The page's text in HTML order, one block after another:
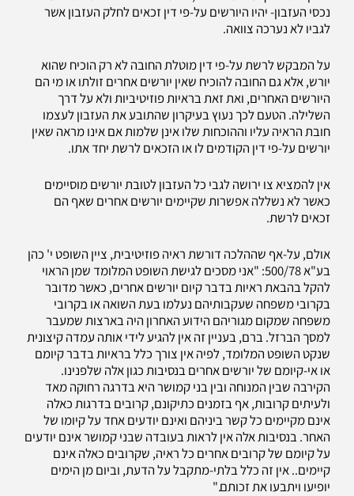
נכסי העזבון- יהיו היורשים על-פי דין זכאים לחלק העזבון אשר
לגביו לא נערכה צוואה.
על המבקש לרשת על-פי דין מוטלת החובה לא רק הוכיח שהוא
יורש, אלא גם החובה להוכיח שאין יורשים אחרים זולתו או מי הם
היורשים האחרים, ואת זאת בראיות פוזיטיביות ולא על דרך
השלילה. הטעם לכך נעוץ בעיקרון שהתובע את העזבון לעצמו
חובת הראיה עליו וההוכחות שלו אינן שלמות אם אינו מראה שאין
יורשים על-פי דין הקודמים לו או הזכאים לרשת יחד אתו.
אין להמציא צו ירושה לגבי כל העזבון לטובת יורשים מוסיימים
כאשר לא נשללה אפשרות שקיימים יורשים אחרים שאף הם
זכאים לרשת.
אולם, על-אף שההלכה דורשת ראיה פוזיטיבית, ציין השופט י' כהן
בע"א 500/78: "אני מסכים לגישת השופט המלומד שמן הראוי
להקל בהבאת ראיות בדבר קיום יורשים אחרים, כאשר מדובר
בקרובי משפחה שעקבותיהם נעלמו בעת השואה או בקרובי
משפחה שמקום מגוריהם הידוע האחרון היה בארצות שמעבר
למסך הברזל. ברם, בעניין זה אין להגיע לידי אותה עמדה קיצונית
שנקט השופט המלומד, לפיה אין צורך כלל בראיות בדבר קיומם
או אי-קיומם של יורשים אחרים בנסיבות כגון אלה שלפנינו.
הקירבה שבין המנוחה ובין בני קמושר היא בדרגה רחוקה מאד
ולעיתים קרובות, אף בזמנים כתיקונם, קרובים בדרגות כאלה
אינם מקיימים כל קשר ביניהם ואינם יודעים אחד על קיומו של
האחר. בנסיבות אלה אין לראות בעובדה שבני קמושר אינם יודעים
על קיומם של קרובים אחרים כל ראיה, שקרובים כאלה אינם
קיימים.. אין זה כלל בלתי-מתקבל על הדעת, וביום מן הימים
יופיעו ויתבעו את זכותם."